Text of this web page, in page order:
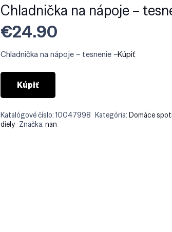
Chladnička na nápoje –
€24.90
Chladnička na nápoje – tesnenie –Kúpiť
Kúpiť
Katalógové číslo:10047998 Kategória:Domáce
diely Značka:nan